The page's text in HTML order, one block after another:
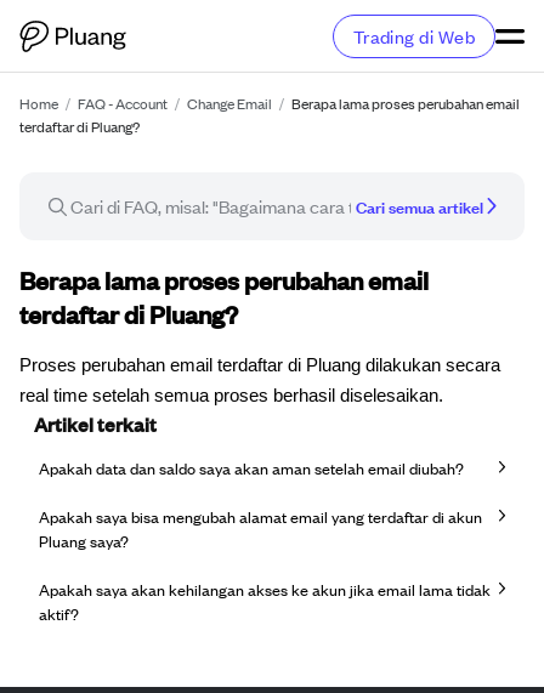
Trading di Web
Home / FAQ - Account / Change Email / Berapa lama proses perubahan email
terdaftar di Pluang?
Cari semua artikel
Artikel FAQ
Berapa lama proses perubahan email
terdaftar di Pluang?
Proses perubahan email terdaftar di Pluang dilakukan secara
real time setelah semua proses berhasil diselesaikan.
Artikel terkait
Apakah data dan saldo saya akan aman setelah email diubah?
Apakah saya bisa mengubah alamat email yang terdaftar di akun
Pluang saya?
Apakah saya akan kehilangan akses ke akun jika email lama tidak
aktif?